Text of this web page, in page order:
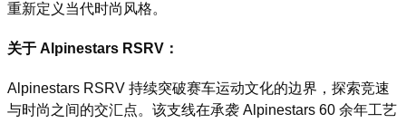
重新定义当代时尚风格。
关于 Alpinestars RSRV：
Alpinestars RSRV 持续突破赛车运动文化的边界，探索竞速
与时尚之间的交汇点。该支线在承袭 Alpinestars 60 余年工艺